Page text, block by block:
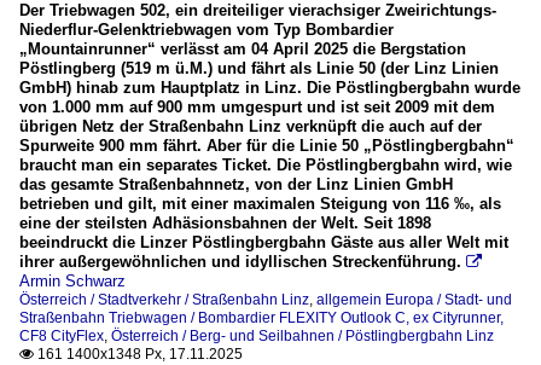
Der Triebwagen 502, ein dreiteiliger vierachsiger Zweirichtungs-
Niederflur-Gelenktriebwagen vom Typ Bombardier
„Mountainrunner“ verlässt am 04 April 2025 die Bergstation
Pöstlingberg (519 m ü.M.) und fährt als Linie 50 (der Linz Linien
GmbH) hinab zum Hauptplatz in Linz. Die Pöstlingbergbahn wurde
von 1.000 mm auf 900 mm umgespurt und ist seit 2009 mit dem
übrigen Netz der Straßenbahn Linz verknüpft die auch auf der
Spurweite 900 mm fährt. Aber für die Linie 50 „Pöstlingbergbahn“
braucht man ein separates Ticket. Die Pöstlingbergbahn wird, wie
das gesamte Straßenbahnnetz, von der Linz Linien GmbH
betrieben und gilt, mit einer maximalen Steigung von 116 ‰, als
eine der steilsten Adhäsionsbahnen der Welt. Seit 1898
beeindruckt die Linzer Pöstlingbergbahn Gäste aus aller Welt mit
ihrer außergewöhnlichen und idyllischen Streckenführung. 
Armin Schwarz
Österreich / Stadtverkehr / Straßenbahn Linz, allgemein Europa / Stadt- und
Straßenbahn Triebwagen / Bombardier FLEXITY Outlook C, ex Cityrunner,
CF8 CityFlex, Österreich / Berg- und Seilbahnen / Pöstlingbergbahn Linz
 161 1400x1348 Px, 17.11.2025